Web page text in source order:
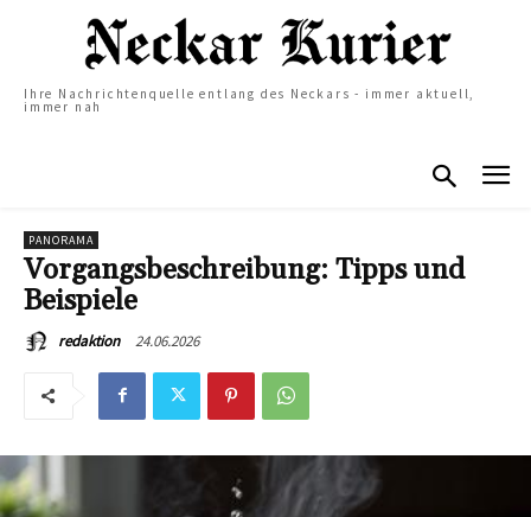
Ihre Nachrichtenquelle entlang des Neckars - immer aktuell,
immer nah
PANORAMA
Vorgangsbeschreibung: Tipps und
Beispiele
redaktion 24.06.2026